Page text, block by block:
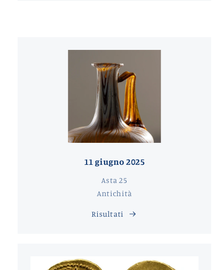
11 giugno 2025
Asta 25
Antichità
Risultati